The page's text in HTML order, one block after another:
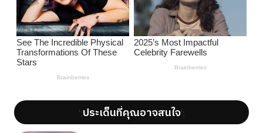
';ประเด็นที่คุณอาจสนใจ';